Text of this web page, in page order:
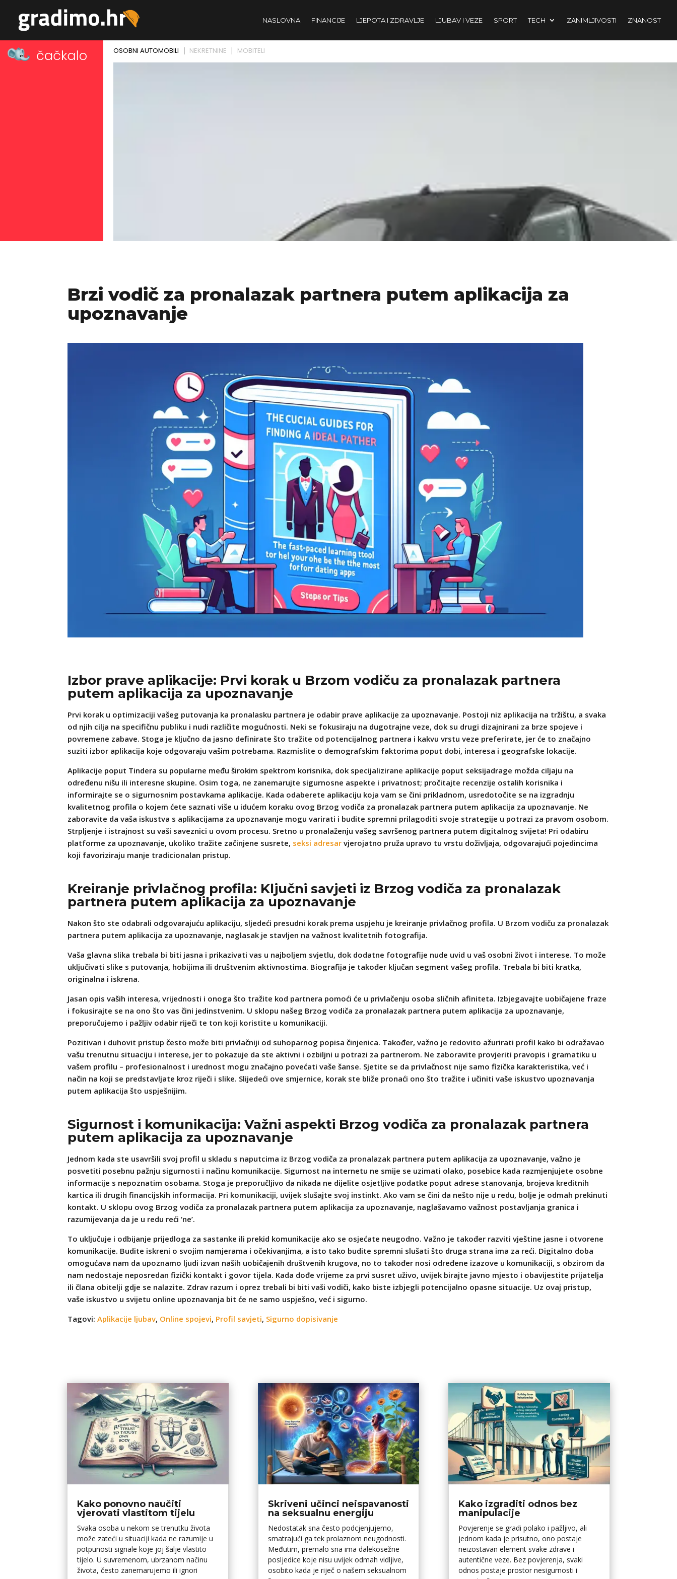
NASLOVNA FINANCIJE LJEPOTA I ZDRAVLJE LJUBAV I VEZE SPORT TECH ZANIMLJIVOSTI ZNANOST
Brzi vodič za pronalazak partnera putem aplikacija za
upoznavanje
Izbor prave aplikacije: Prvi korak u Brzom vodiču za pronalazak partnera
putem aplikacija za upoznavanje
Prvi korak u optimizaciji vašeg putovanja ka pronalasku partnera je odabir prave aplikacije za upoznavanje. Postoji niz aplikacija na tržištu, a svaka
od njih cilja na specifičnu publiku i nudi različite mogućnosti. Neki se fokusiraju na dugotrajne veze, dok su drugi dizajnirani za brze spojeve i
povremene zabave. Stoga je ključno da jasno definirate što tražite od potencijalnog partnera i kakvu vrstu veze preferirate, jer će to značajno
suziti izbor aplikacija koje odgovaraju vašim potrebama. Razmislite o demografskim faktorima poput dobi, interesa i geografske lokacije.
Aplikacije poput Tindera su popularne među širokim spektrom korisnika, dok specijalizirane aplikacije poput seksijadrage možda ciljaju na
određenu nišu ili interesne skupine. Osim toga, ne zanemarujte sigurnosne aspekte i privatnost; pročitajte recenzije ostalih korisnika i
informirajte se o sigurnosnim postavkama aplikacije. Kada odaberete aplikaciju koja vam se čini prikladnom, usredotočite se na izgradnju
kvalitetnog profila o kojem ćete saznati više u idućem koraku ovog Brzog vodiča za pronalazak partnera putem aplikacija za upoznavanje. Ne
zaboravite da vaša iskustva s aplikacijama za upoznavanje mogu varirati i budite spremni prilagoditi svoje strategije u potrazi za pravom osobom.
Strpljenje i istrajnost su vaši saveznici u ovom procesu. Sretno u pronalaženju vašeg savršenog partnera putem digitalnog svijeta! Pri odabiru
platforme za upoznavanje, ukoliko tražite začinjene susrete, seksi adresar vjerojatno pruža upravo tu vrstu doživljaja, odgovarajući pojedincima
koji favoriziraju manje tradicionalan pristup.
Kreiranje privlačnog profila: Ključni savjeti iz Brzog vodiča za pronalazak
partnera putem aplikacija za upoznavanje
Nakon što ste odabrali odgovarajuću aplikaciju, sljedeći presudni korak prema uspjehu je kreiranje privlačnog profila. U Brzom vodiču za pronalazak
partnera putem aplikacija za upoznavanje, naglasak je stavljen na važnost kvalitetnih fotografija.
Vaša glavna slika trebala bi biti jasna i prikazivati vas u najboljem svjetlu, dok dodatne fotografije nude uvid u vaš osobni život i interese. To može
uključivati slike s putovanja, hobijima ili društvenim aktivnostima. Biografija je također ključan segment vašeg profila. Trebala bi biti kratka,
originalna i iskrena.
Jasan opis vaših interesa, vrijednosti i onoga što tražite kod partnera pomoći će u privlačenju osoba sličnih afiniteta. Izbjegavajte uobičajene fraze
i fokusirajte se na ono što vas čini jedinstvenim. U sklopu našeg Brzog vodiča za pronalazak partnera putem aplikacija za upoznavanje,
preporučujemo i pažljiv odabir riječi te ton koji koristite u komunikaciji.
Pozitivan i duhovit pristup često može biti privlačniji od suhoparnog popisa činjenica. Također, važno je redovito ažurirati profil kako bi odražavao
vašu trenutnu situaciju i interese, jer to pokazuje da ste aktivni i ozbiljni u potrazi za partnerom. Ne zaboravite provjeriti pravopis i gramatiku u
vašem profilu – profesionalnost i urednost mogu značajno povećati vaše šanse. Sjetite se da privlačnost nije samo fizička karakteristika, već i
način na koji se predstavljate kroz riječi i slike. Slijedeći ove smjernice, korak ste bliže pronaći ono što tražite i učiniti vaše iskustvo upoznavanja
putem aplikacija što uspješnijim.
Sigurnost i komunikacija: Važni aspekti Brzog vodiča za pronalazak partnera
putem aplikacija za upoznavanje
Jednom kada ste usavršili svoj profil u skladu s naputcima iz Brzog vodiča za pronalazak partnera putem aplikacija za upoznavanje, važno je
posvetiti posebnu pažnju sigurnosti i načinu komunikacije. Sigurnost na internetu ne smije se uzimati olako, posebice kada razmjenjujete osobne
informacije s nepoznatim osobama. Stoga je preporučljivo da nikada ne dijelite osjetljive podatke poput adrese stanovanja, brojeva kreditnih
kartica ili drugih financijskih informacija. Pri komunikaciji, uvijek slušajte svoj instinkt. Ako vam se čini da nešto nije u redu, bolje je odmah prekinuti
kontakt. U sklopu ovog Brzog vodiča za pronalazak partnera putem aplikacija za upoznavanje, naglašavamo važnost postavljanja granica i
razumijevanja da je u redu reći ‘ne’.
To uključuje i odbijanje prijedloga za sastanke ili prekid komunikacije ako se osjećate neugodno. Važno je također razviti vještine jasne i otvorene
komunikacije. Budite iskreni o svojim namjerama i očekivanjima, a isto tako budite spremni slušati što druga strana ima za reći. Digitalno doba
omogućava nam da upoznamo ljudi izvan naših uobičajenih društvenih krugova, no to također nosi određene izazove u komunikaciji, s obzirom da
nam nedostaje neposredan fizički kontakt i govor tijela. Kada dođe vrijeme za prvi susret uživo, uvijek birajte javno mjesto i obavijestite prijatelja
ili člana obitelji gdje se nalazite. Zdrav razum i oprez trebali bi biti vaši vodiči, kako biste izbjegli potencijalno opasne situacije. Uz ovaj pristup,
vaše iskustvo u svijetu online upoznavanja bit će ne samo uspješno, već i sigurno.
Tagovi:Aplikacije ljubav, Online spojevi, Profil savjeti, Sigurno dopisivanje
Kako ponovno naučiti
vjerovati vlastitom tijelu
Svaka osoba u nekom se trenutku života
može zateći u situaciji kada ne razumije u
potpunosti signale koje joj šalje vlastito
tijelo. U suvremenom, ubrzanom načinu
života, često zanemarujemo ili ignori
Skriveni učinci neispavanosti
na seksualnu energiju
Nedostatak sna često podcjenjujemo,
smatrajući ga tek prolaznom neugodnosti.
Međutim, premalo sna ima dalekosežne
posljedice koje nisu uvijek odmah vidljive,
osobito kada je riječ o našem seksualnom
Kako izgraditi odnos bez
manipulacije
Povjerenje se gradi polako i pažljivo, ali
jednom kada je prisutno, ono postaje
neizostavan element svake zdrave i
autentične veze. Bez povjerenja, svaki
odnos postaje prostor nesigurnosti i